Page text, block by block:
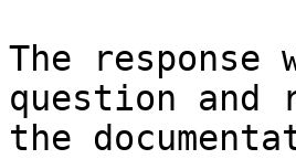
The
question and
the